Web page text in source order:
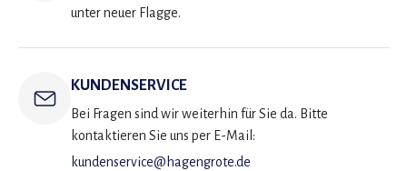
unter neuer Flagge.
KUNDENSERVICE
Bei Fragen sind wir weiterhin für Sie da. Bitte
kontaktieren Sie uns per E-Mail:
kundenservice@hagengrote.de